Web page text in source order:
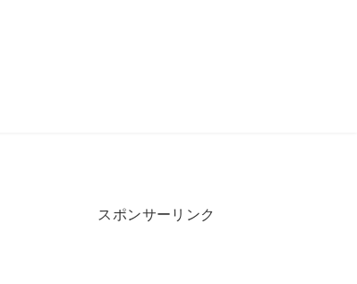
スポンサーリンク